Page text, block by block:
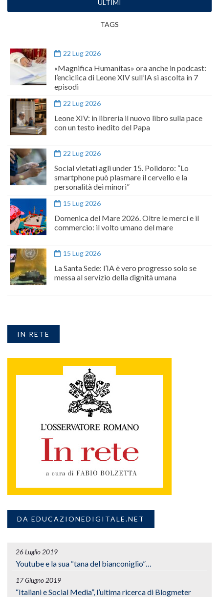
ULTIMI
TAGS
22 Lug 2026
«Magnifica Humanitas» ora anche in podcast:
l’enciclica di Leone XIV sull’IA si ascolta in 7
episodi
22 Lug 2026
Leone XIV: in libreria il nuovo libro sulla pace
con un testo inedito del Papa
22 Lug 2026
Social vietati agli under 15. Polidoro: “Lo
smartphone può plasmare il cervello e la
personalità dei minori”
15 Lug 2026
Domenica del Mare 2026. Oltre le merci e il
commercio: il volto umano del mare
15 Lug 2026
La Santa Sede: l’IA è vero progresso solo se
messa al servizio della dignità umana
IN RETE
DA EDUCAZIONEDIGITALE.NET
26 Luglio 2019
Youtube e la sua “tana del bianconiglio”…
17 Giugno 2019
“Italiani e Social Media”, l’ultima ricerca di Blogmeter